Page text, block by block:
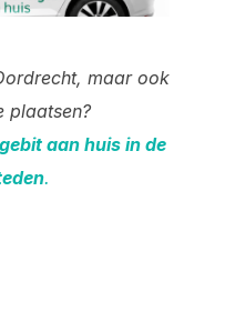
maar ook
plaatsen?
aan huis in de
.